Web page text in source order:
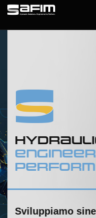
PERFORM
Sviluppiamo